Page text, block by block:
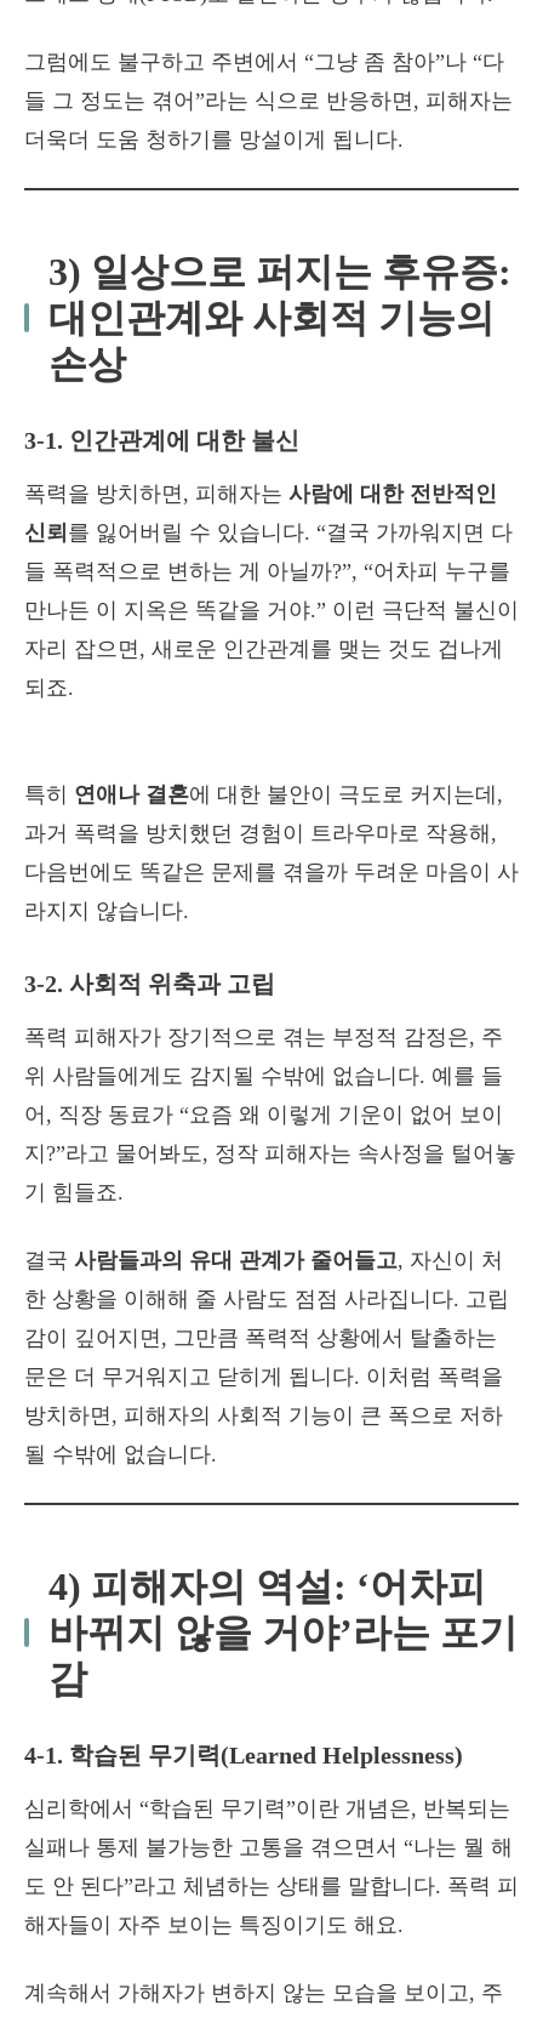
그럼에도 불구하고 주변에서 “그냥 좀 참아”나 “다
들 그 정도는 겪어”라는 식으로 반응하면, 피해자는
더욱더 도움 청하기를 망설이게 됩니다.
3) 일상으로 퍼지는 후유증:
대인관계와 사회적 기능의
손상
3-1. 인간관계에 대한 불신
폭력을 방치하면, 피해자는 사람에 대한 전반적인
신뢰 를 잃어버릴 수 있습니다. “결국 가까워지면 다
들 폭력적으로 변하는 게 아닐까?”, “어차피 누구를
만나든 이 지옥은 똑같을 거야.” 이런 극단적 불신이
자리 잡으면, 새로운 인간관계를 맺는 것도 겁나게
되죠.
특히 연애나 결혼에 대한 불안이 극도로 커지는데,
과거 폭력을 방치했던 경험이 트라우마로 작용해,
다음번에도 똑같은 문제를 겪을까 두려운 마음이 사
라지지 않습니다.
3-2. 사회적 위축과 고립
폭력 피해자가 장기적으로 겪는 부정적 감정은, 주
위 사람들에게도 감지될 수밖에 없습니다. 예를 들
어, 직장 동료가 “요즘 왜 이렇게 기운이 없어 보이
지?”라고 물어봐도, 정작 피해자는 속사정을 털어놓
기 힘들죠.
결국 사람들과의 유대 관계가 줄어들고, 자신이 처
한 상황을 이해해 줄 사람도 점점 사라집니다. 고립
감이 깊어지면, 그만큼 폭력적 상황에서 탈출하는
문은 더 무거워지고 닫히게 됩니다. 이처럼 폭력을
방치하면, 피해자의 사회적 기능이 큰 폭으로 저하
될 수밖에 없습니다.
4) 피해자의 역설: ‘어차피
바뀌지 않을 거야’라는 포기
감
4-1. 학습된 무기력(Learned Helplessness)
심리학에서 “학습된 무기력”이란 개념은, 반복되는
실패나 통제 불가능한 고통을 겪으면서 “나는 뭘 해
도 안 된다”라고 체념하는 상태를 말합니다. 폭력 피
해자들이 자주 보이는 특징이기도 해요.
계속해서 가해자가 변하지 않는 모습을 보이고, 주